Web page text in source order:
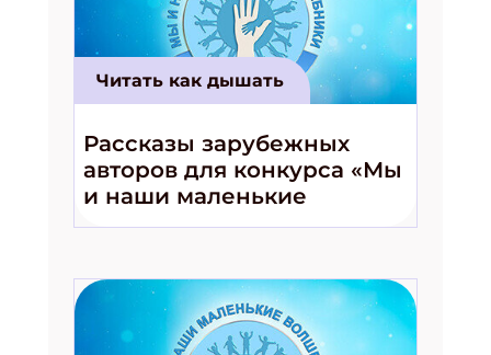
Читать как дышать
Рассказы зарубежных
авторов для конкурса «Мы
и наши маленькие
волшебники!»